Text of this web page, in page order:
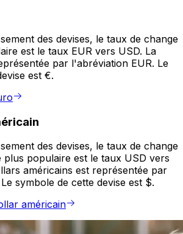
des devises, le taux de change
est le taux EUR vers USD. La
par l'abréviation EUR. Le
est €.
des devises, le taux de change
plus populaire est le taux USD vers
américains est représentée par
symbole de cette devise est $.
américain